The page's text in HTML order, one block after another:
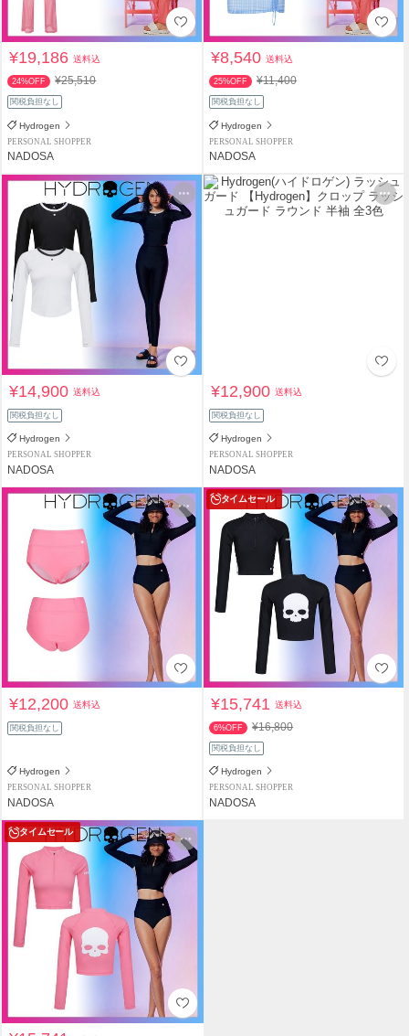
¥19,186送料込
24%OFF ¥25,510
関税負担なし
Hydrogen
PERSONAL SHOPPER
NADOSA
¥8,540送料込
25%OFF ¥11,400
関税負担なし
Hydrogen
PERSONAL SHOPPER
NADOSA
¥14,900送料込
関税負担なし
Hydrogen
PERSONAL SHOPPER
NADOSA
¥12,900送料込
関税負担なし
Hydrogen
PERSONAL SHOPPER
NADOSA
¥12,200送料込
関税負担なし
Hydrogen
PERSONAL SHOPPER
NADOSA
タイムセール
¥15,741送料込
6%OFF ¥16,800
関税負担なし
Hydrogen
PERSONAL SHOPPER
NADOSA
タイムセール